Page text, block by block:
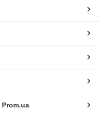
Prom.ua